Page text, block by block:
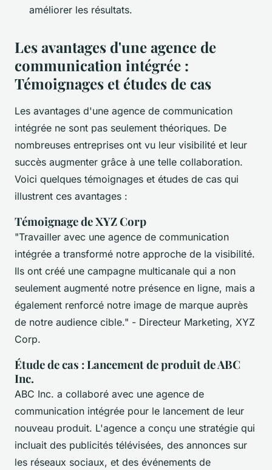
améliorer les résultats.
Les avantages d'une agence de
communication intégrée :
Témoignages et études de cas
Les avantages d'une agence de communication
intégrée ne sont pas seulement théoriques. De
nombreuses entreprises ont vu leur visibilité et leur
succès augmenter grâce à une telle collaboration.
Voici quelques témoignages et études de cas qui
illustrent ces avantages :
Témoignage de XYZ Corp
"Travailler avec une agence de communication
intégrée a transformé notre approche de la visibilité.
Ils ont créé une campagne multicanale qui a non
seulement augmenté notre présence en ligne, mais a
également renforcé notre image de marque auprès
de notre audience cible." - Directeur Marketing, XYZ
Corp.
Étude de cas : Lancement de produit de ABC
Inc.
ABC Inc. a collaboré avec une agence de
communication intégrée pour le lancement de leur
nouveau produit. L'agence a conçu une stratégie qui
incluait des publicités télévisées, des annonces sur
les réseaux sociaux, et des événements de